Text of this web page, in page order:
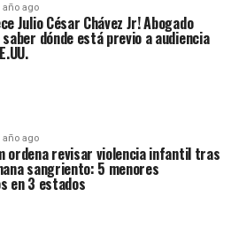
año ago
Julio César Chávez Jr! Abogado
dónde está previo a audiencia
año ago
ordena revisar violencia infantil tras
sangriento: 5 menores
en 3 estados